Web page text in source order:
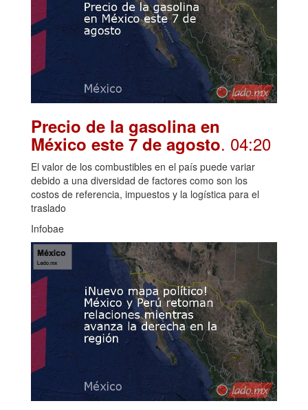
Precio de la gasolina en
México este 7 de agosto. 04:20
El valor de los combustibles en el país puede variar
debido a una diversidad de factores como son los
costos de referencia, impuestos y la logística para el
traslado
Infobae